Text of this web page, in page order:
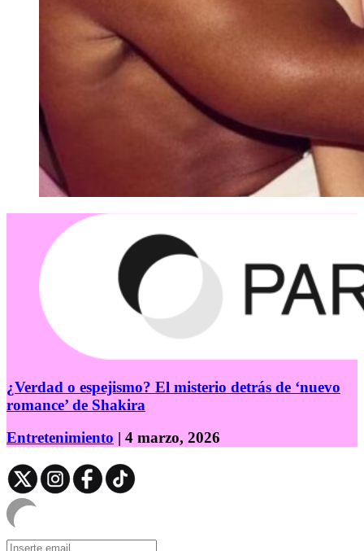
¿Verdad o espejismo? El misterio detrás de ‘nuevo
romance’ de Shakira
Entretenimiento | 4 marzo, 2026